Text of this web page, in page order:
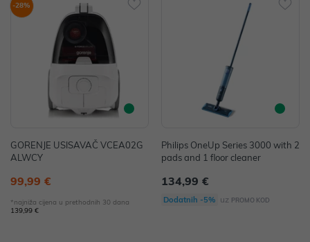
-28%
GORENJE USISAVAČ VCEA02G
ALWCY
99,99 €
*najniža cijena u prethodnih 30 dana
139,99 €
Philips OneUp Series 3000 with 2
pads and 1 floor cleaner
134,99 €
Dodatnih -5% uz PROMO KOD